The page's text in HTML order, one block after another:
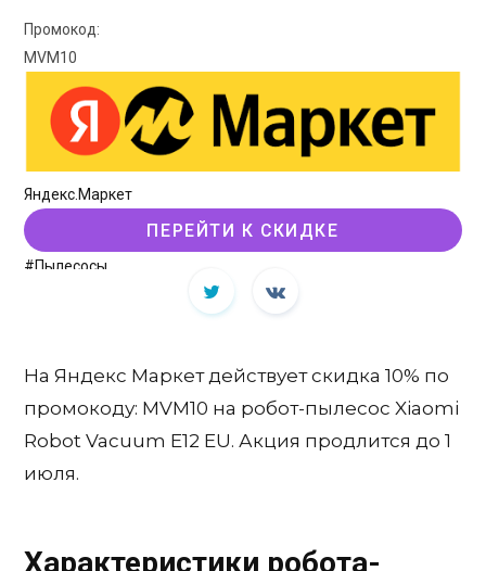
Промокод:
MVM10
Яндекс.Маркет
ПЕРЕЙТИ К СКИДКЕ
#Пылесосы
На Яндекс Маркет действует скидка 10% по
промокоду: MVM10 на робот-пылесос Xiaomi
Robot Vacuum E12 EU. Акция продлится до 1
июля.
Характеристики робота-